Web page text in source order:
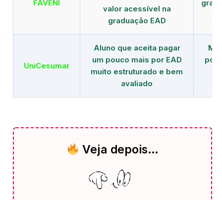
FAVENI
valor acessível na
graduação EAD
UniCesumar
Aluno que aceita pagar
um pouco mais por EAD
muito estruturado e bem
avaliado
Veja depois…